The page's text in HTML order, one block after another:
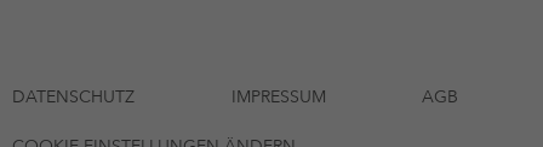
DATENSCHUTZ IMPRESSUM AGB